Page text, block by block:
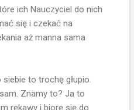
ich Nauczyciel do nich
się i czekać na
aż manna sama
to trochę głupio.
Znamy to? Ja to
rękawy i biorę się do